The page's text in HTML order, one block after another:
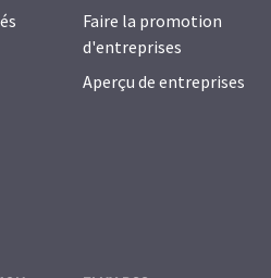
Faire la promotion
d'entreprises
Aperçu de entreprises